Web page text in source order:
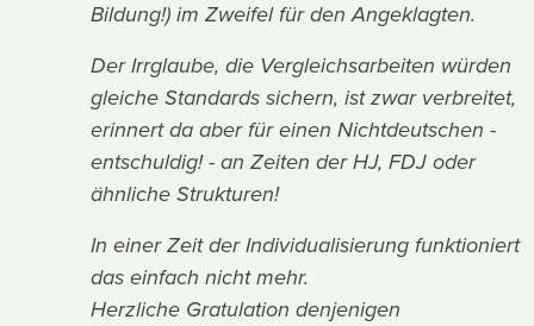
Bildung!) im Zweifel für den Angeklagten.
Der Irrglaube, die Vergleichsarbeiten würden
gleiche Standards sichern, ist zwar verbreitet,
erinnert da aber für einen Nichtdeutschen -
entschuldig! - an Zeiten der HJ, FDJ oder
ähnliche Strukturen!
In einer Zeit der Individualisierung funktioniert
das einfach nicht mehr.
Herzliche Gratulation denjenigen